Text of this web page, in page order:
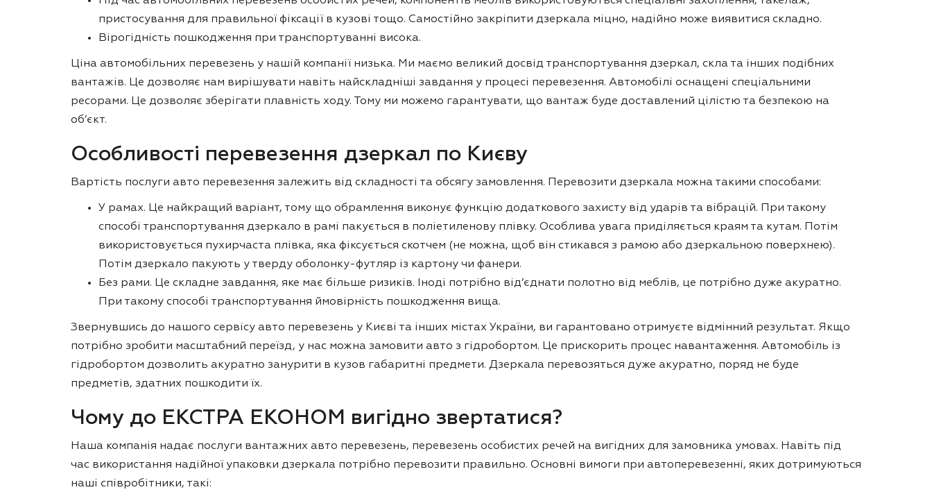
пристосування для правильної фіксації в кузові тощо. Самостійно закріпити дзеркала міцно, надійно може виявитися складно.
Вірогідність пошкодження при транспортуванні висока.
Ціна автомобільних перевезень у нашій компанії низька. Ми маємо великий досвід транспортування дзеркал, скла та інших подібних
вантажів. Це дозволяє нам вирішувати навіть найскладніші завдання у процесі перевезення. Автомобілі оснащені спеціальними
ресорами. Це дозволяє зберігати плавність ходу. Тому ми можемо гарантувати, що вантаж буде доставлений цілістю та безпекою на
об’єкт.
Особливості перевезення дзеркал по Києву
Вартість послуги авто перевезення залежить від складності та обсягу замовлення. Перевозити дзеркала можна такими способами:
У рамах. Це найкращий варіант, тому що обрамлення виконує функцію додаткового захисту від ударів та вібрацій. При такому
способі транспортування дзеркало в рамі пакується в поліетиленову плівку. Особлива увага приділяється краям та кутам. Потім
використовується пухирчаста плівка, яка фіксується скотчем (не можна, щоб він стикався з рамою або дзеркальною поверхнею).
Потім дзеркало пакують у тверду оболонку-футляр із картону чи фанери.
Без рами. Це складне завдання, яке має більше ризиків. Іноді потрібно від’єднати полотно від меблів, це потрібно дуже акуратно.
При такому способі транспортування ймовірність пошкодження вища.
Звернувшись до нашого сервісу авто перевезень у Києві та інших містах України, ви гарантовано отримуєте відмінний результат. Якщо
потрібно зробити масштабний переїзд, у нас можна замовити авто з гідробортом. Це прискорить процес навантаження. Автомобіль із
гідробортом дозволить акуратно занурити в кузов габаритні предмети. Дзеркала перевозяться дуже акуратно, поряд не буде
предметів, здатних пошкодити їх.
Чому до ЕКСТРА ЕКОНОМ вигідно звертатися?
Наша компанія надає послуги вантажних авто перевезень, перевезень особистих речей на вигідних для замовника умовах. Навіть під
час використання надійної упаковки дзеркала потрібно перевозити правильно. Основні вимоги при автоперевезенні, яких дотримуються
наші співробітники, такі: